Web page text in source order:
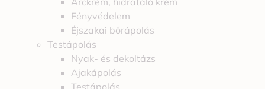
Fényvédelem
Éjszakai bőrápolás
Testápolás
Nyak- és dekoltázs
Ajakápolás
Testápolás